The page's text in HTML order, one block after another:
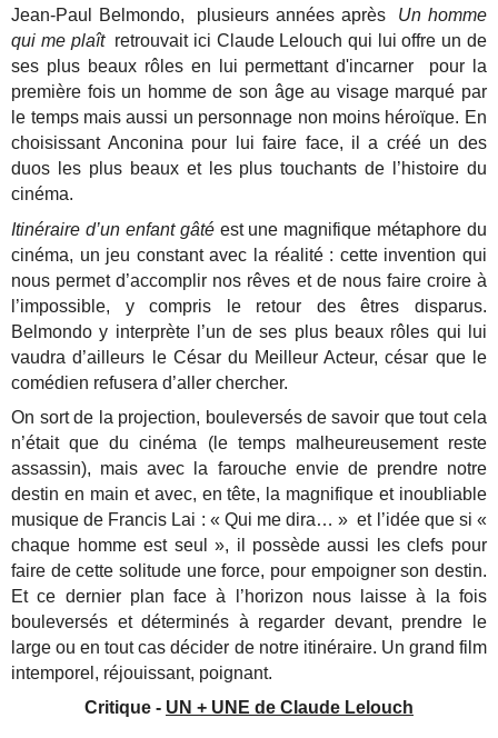
Jean-Paul Belmondo, plusieurs années après Un homme
qui me plaîtretrouvait ici Claude Lelouch qui lui offre un de
ses plus beaux rôles en lui permettant d'incarner pour la
première fois un homme de son âge au visage marqué par
le temps mais aussi un personnage non moins héroïque. En
choisissant Anconina pour lui faire face, il a créé un des
duos les plus beaux et les plus touchants de l’histoire du
cinéma.
Itinéraire d’un enfant gâtéest une magnifique métaphore du
cinéma, un jeu constant avec la réalité : cette invention qui
nous permet d’accomplir nos rêves et de nous faire croire à
l’impossible, y compris le retour des êtres disparus.
Belmondo y interprète l’un de ses plus beaux rôles qui lui
vaudra d’ailleurs le César du Meilleur Acteur, césar que le
comédien refusera d’aller chercher.
On sort de la projection, bouleversés de savoir que tout cela
n’était que du cinéma (le temps malheureusement reste
assassin), mais avec la farouche envie de prendre notre
destin en main et avec, en tête, la magnifique et inoubliable
musique de Francis Lai : « Qui me dira… » et l’idée que si «
chaque homme est seul », il possède aussi les clefs pour
faire de cette solitude une force, pour empoigner son destin.
Et ce dernier plan face à l’horizon nous laisse à la fois
bouleversés et déterminés à regarder devant, prendre le
large ou en tout cas décider de notre itinéraire. Un grand film
intemporel, réjouissant, poignant.
Critique - UN + UNE de Claude Lelouch